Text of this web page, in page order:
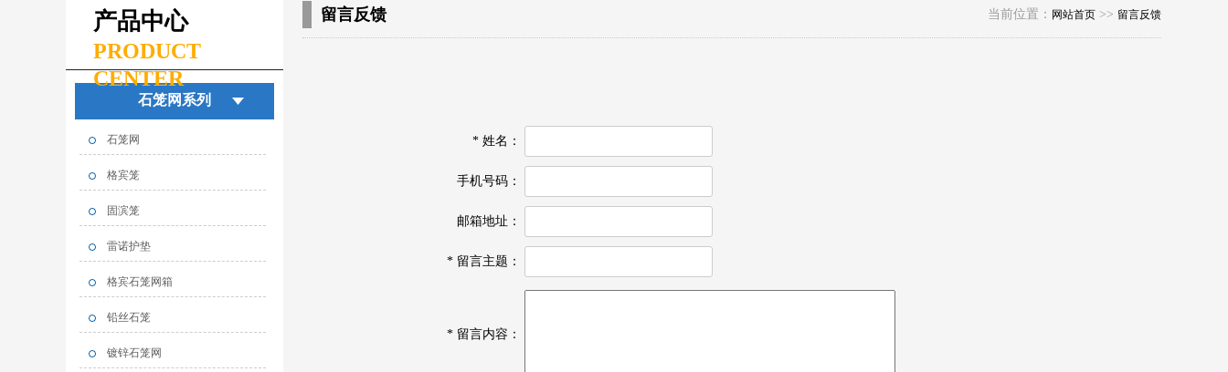
产品中心
PRODUCT
CENTER
石笼网系列
石笼网
格宾笼
固滨笼
雷诺护垫
格宾石笼网箱
铅丝石笼
镀锌石笼网
留言反馈 当前位置： 网站首页 >> 留言反馈
* 姓名：
手机号码：
邮箱地址：
* 留言主题：
* 留言内容：